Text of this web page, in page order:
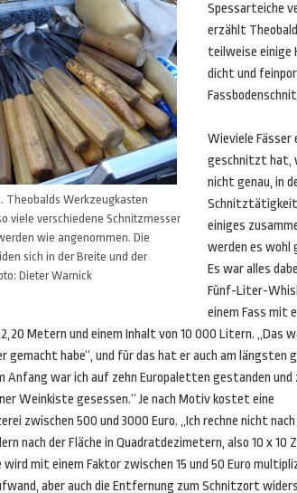
Theobalds Werkzeugkasten
viele verschiedene Schnitzmesser
wie angenommen. Die
sich in der Breite und der
Dieter Warnick
Spessarteiche
erzählt
teilweise einige
dicht und
Wieviele Fässer
geschnitzt hat,
nicht genau, in
Schnitztätigkeit
einiges
werden es wohl
Es war alles
Fünf-Liter-
einem Fass mit
Metern und einem Inhalt von 10 000 Litern. „Das
gemacht habe“, und für das hat er auch am längsten
Anfang war ich auf zehn Europaletten gestanden und
Weinkiste gesessen.“ Je nach Motiv kostet eine
zwischen 500 und 3000 Euro. „Ich rechne nicht
nach der Fläche in Quadratdezimetern, also 10 x 10
wird mit einem Faktor zwischen 15 und 50 Euro
aber auch die Entfernung zum Schnitzort